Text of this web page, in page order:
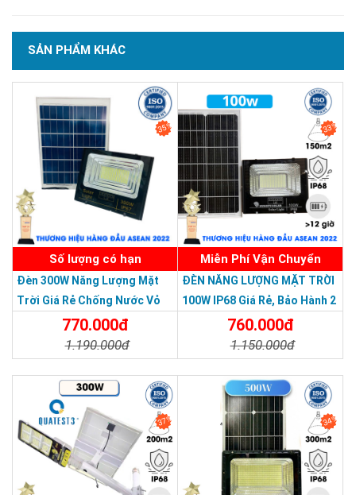
kích thước350 x 350 x 17mm. Đây là bộ phận quan trọng giúp
hấp thụ ánh sáng mặt trời và chuyển hóa thành điện năng để
sạc cho pin lưu trữ bên trong đèn.
Kích thước tấm pin tương đối gọn, dễ lắp đặt trên trụ, tường,
mái hiên hoặc các vị trí ngoài trời có ánh nắng trực tiếp. Để
đèn đạt hiệu quả tốt nhất, người dùng nên lắp tấm pin ở nơi
không bị che khuất bởi cây cối, mái tôn, biển hiệu hoặc công
trình xung quanh.
Pin LiFePO4 3.2V/18000mAh
SẢN PHẨM DỊCH VỤ CHẤT LƯỢNG ASEAN 2019
SẢN PHẨM KHÁC
35%
Số lượng có hạn
Đèn 300W Năng Lượng Mặt
Trời Giá Rẻ Chống Nước Vỏ
Nhôm Đúc770.000đ
1.190.000đ
33%
Miễn Phí Vận Chuyển
ĐÈN NĂNG LƯỢNG MẶT TRỜI
100W IP68 Giá Rẻ, Bảo Hành 2
760.000đ
1.150.000đ
37% 34%